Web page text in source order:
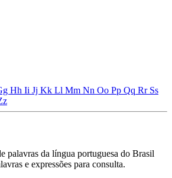
Hh Ii Jj Kk Ll Mm Nn Oo Pp Qq Rr Ss
palavras da língua portuguesa do Brasil
e expressões para consulta.